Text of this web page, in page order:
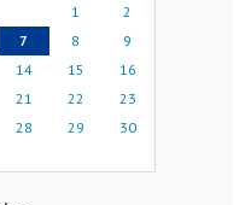
1
2
7 8
9
14 15
16
21 22
23
28 29
30